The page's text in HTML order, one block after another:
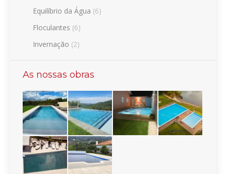
Equilíbrio da Água (6)
Floculantes (6)
Invernação (2)
As nossas obras